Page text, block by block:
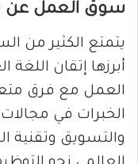
سوق العمل عن
يتمتع الكثير من
أبرزها إتقان
العمل مع فرق
الخبرات في
والتسويق وتقنية